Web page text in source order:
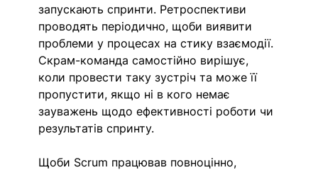
запускають спринти. Ретроспективи
проводять періодично, щоби виявити
проблеми у процесах на стику взаємодії.
Скрам-команда самостійно вирішує,
коли провести таку зустріч та може її
пропустити, якщо ні в кого немає
зауважень щодо ефективності роботи чи
результатів спринту.
Щоби Scrum працював повноцінно,